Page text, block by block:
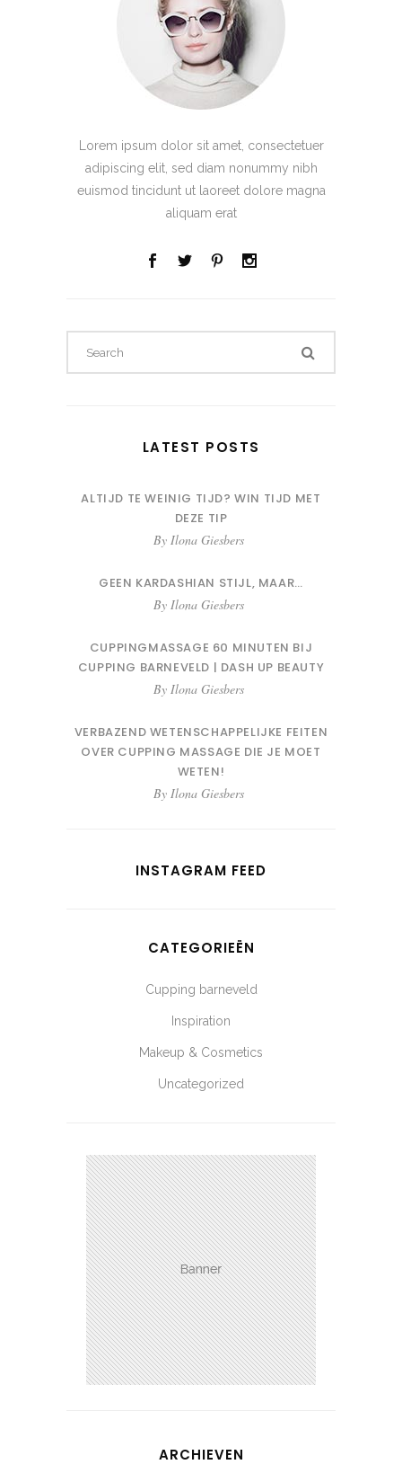
Lorem ipsum dolor sit amet, consectetuer
adipiscing elit, sed diam nonummy nibh
euismod tincidunt ut laoreet dolore magna
aliquam erat
LATEST POSTS
ALTIJD TE WEINIG TIJD? WIN TIJD MET
DEZE TIP
By Ilona Giesbers
GEEN KARDASHIAN STIJL, MAAR…
By Ilona Giesbers
CUPPINGMASSAGE 60 MINUTEN BIJ
CUPPING BARNEVELD | DASH UP BEAUTY
By Ilona Giesbers
VERBAZEND WETENSCHAPPELIJKE FEITEN
OVER CUPPING MASSAGE DIE JE MOET
WETEN!
By Ilona Giesbers
INSTAGRAM FEED
CATEGORIEËN
Cupping barneveld
Inspiration
Makeup & Cosmetics
Uncategorized
ARCHIEVEN